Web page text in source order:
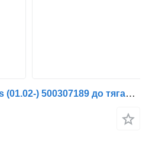
Кріплення IVECO Stralis (01.02-) 500307189 до тягача IVECO Stralis, Trakker (2002-)